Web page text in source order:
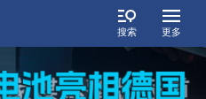
搜索 更多